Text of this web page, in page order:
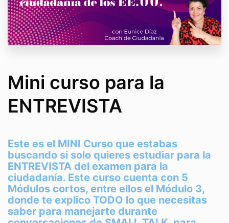
Mini curso para la
ENTREVISTA
Este es el MINI Curso que estabas
buscando si solo quieres estudiar para la
ENTREVISTA del examen para la
ciudadanía. Este curso cuenta con 5
Módulos cortos, entre ellos el Módulo 3,
donde te explico TODO lo que necesitas
saber para manejarte durante